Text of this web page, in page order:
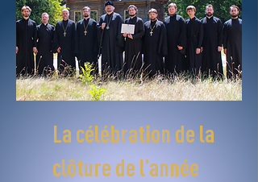
La célébration de la
clôture de l’année